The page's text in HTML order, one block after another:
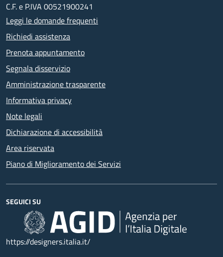
C.F. e P.IVA 00521900241
Leggi le domande frequenti
Richiedi assistenza
Prenota appuntamento
Segnala disservizio
Amministrazione trasparente
Informativa privacy
Note legali
Dichiarazione di accessibilità
Area riservata
Piano di Miglioramento dei Servizi
SEGUICI SU
https://designers.italia.it/